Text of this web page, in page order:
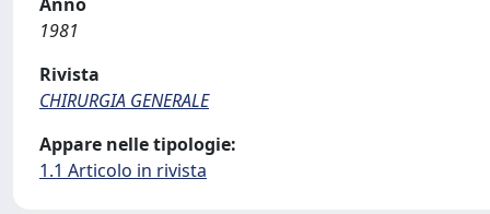
1981
Rivista
CHIRURGIA GENERALE
Appare nelle tipologie:
1.1 Articolo in rivista